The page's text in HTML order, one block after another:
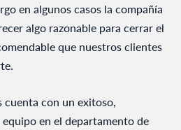
en algunos casos la compañía
algo razonable para cerrar el
que nuestros clientes
cuenta con un exitoso,
en el departamento de